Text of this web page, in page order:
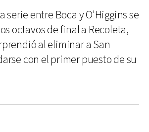
serie entre Boca y O'Higgins se
octavos de final a Recoleta,
al eliminar a San
con el primer puesto de su